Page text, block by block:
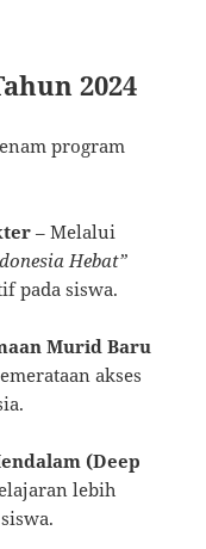
2024
program
– Melalui
Hebat”
pada siswa.
Murid Baru
akses
(Deep
lebih